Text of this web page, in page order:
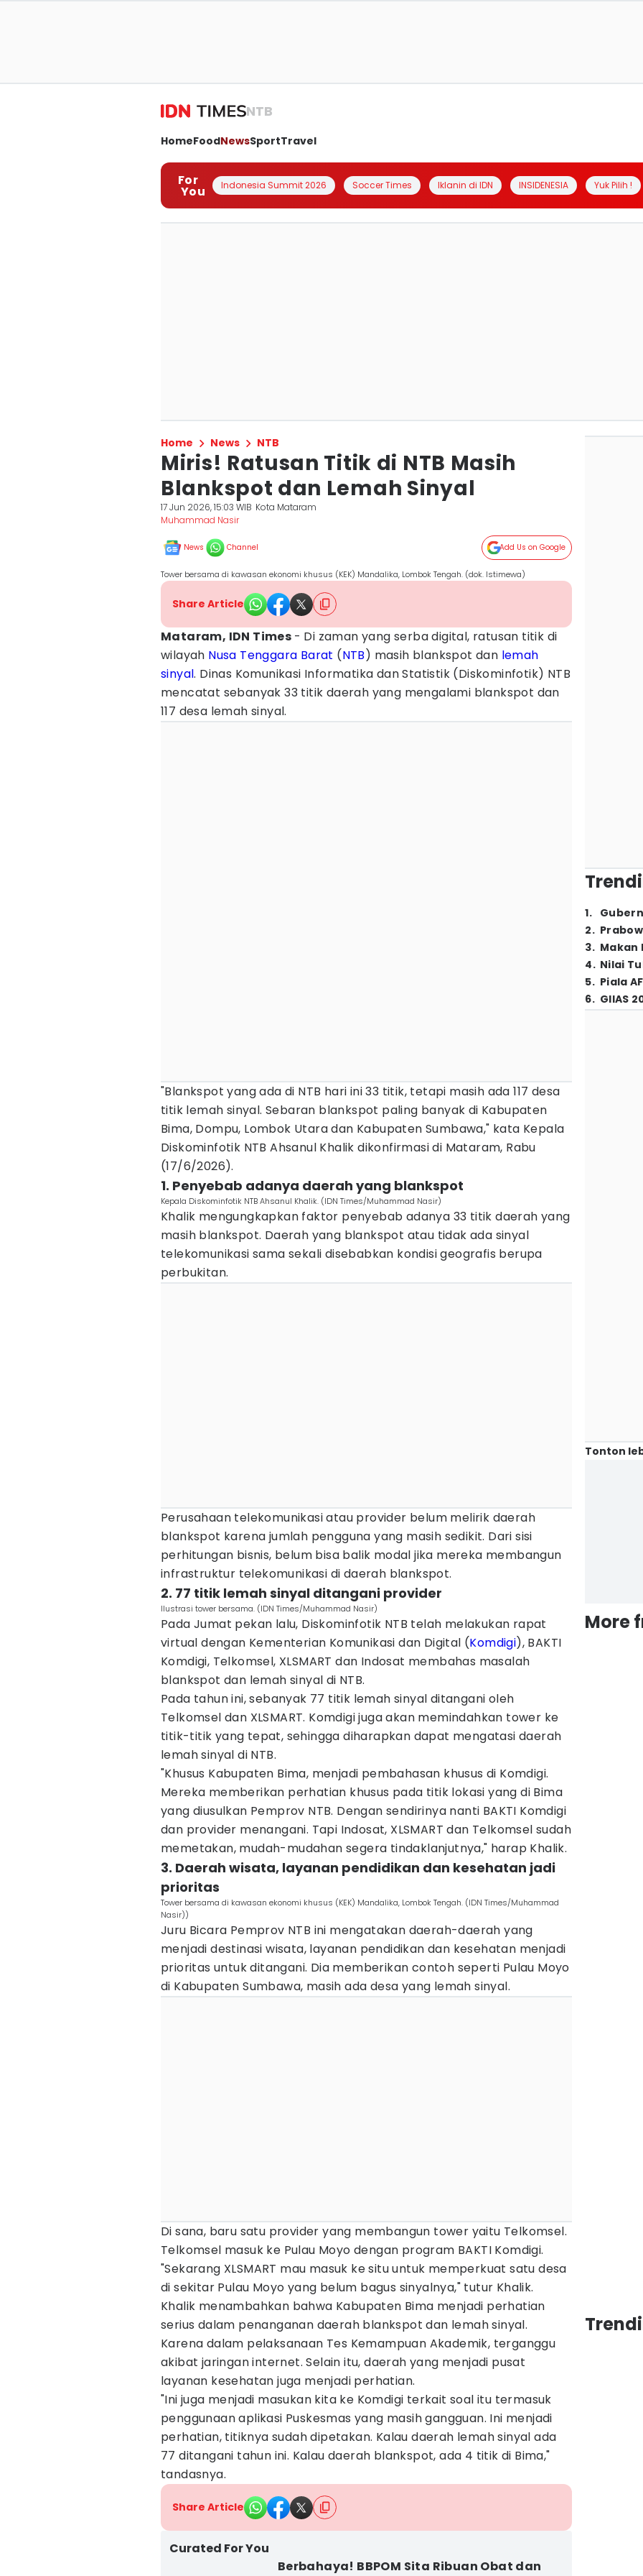
NTB
HomeFoodNewsSportTravel
For
You Indonesia Summit 2026 Soccer Times Iklanin di IDN INSIDENESIA Yuk Pilih !
Home News NTB
Miris! Ratusan Titik di NTB Masih
Blankspot dan Lemah Sinyal
17 Jun 2026, 15:03 WIB Kota Mataram
Muhammad Nasir
News Channel Add Us on Google
Tower bersama di kawasan ekonomi khusus (KEK) Mandalika, Lombok Tengah. (dok. Istimewa)
Share Article
Mataram, IDN Times - Di zaman yang serba digital, ratusan titik di
wilayah Nusa Tenggara Barat (NTB) masih blankspot dan lemah
sinyal. Dinas Komunikasi Informatika dan Statistik (Diskominfotik) NTB
mencatat sebanyak 33 titik daerah yang mengalami blankspot dan
117 desa lemah sinyal.
"Blankspot yang ada di NTB hari ini 33 titik, tetapi masih ada 117 desa
titik lemah sinyal. Sebaran blankspot paling banyak di Kabupaten
Bima, Dompu, Lombok Utara dan Kabupaten Sumbawa," kata Kepala
Diskominfotik NTB Ahsanul Khalik dikonfirmasi di Mataram, Rabu
(17/6/2026).
1. Penyebab adanya daerah yang blankspot
Kepala Diskominfotik NTB Ahsanul Khalik. (IDN Times/Muhammad Nasir)
Khalik mengungkapkan faktor penyebab adanya 33 titik daerah yang
masih blankspot. Daerah yang blankspot atau tidak ada sinyal
telekomunikasi sama sekali disebabkan kondisi geografis berupa
perbukitan.
Perusahaan telekomunikasi atau provider belum melirik daerah
blankspot karena jumlah pengguna yang masih sedikit. Dari sisi
perhitungan bisnis, belum bisa balik modal jika mereka membangun
infrastruktur telekomunikasi di daerah blankspot.
2. 77 titik lemah sinyal ditangani provider
Ilustrasi tower bersama. (IDN Times/Muhammad Nasir)
Pada Jumat pekan lalu, Diskominfotik NTB telah melakukan rapat
virtual dengan Kementerian Komunikasi dan Digital (Komdigi), BAKTI
Komdigi, Telkomsel, XLSMART dan Indosat membahas masalah
blankspot dan lemah sinyal di NTB.
Pada tahun ini, sebanyak 77 titik lemah sinyal ditangani oleh
Telkomsel dan XLSMART. Komdigi juga akan memindahkan tower ke
titik-titik yang tepat, sehingga diharapkan dapat mengatasi daerah
lemah sinyal di NTB.
"Khusus Kabupaten Bima, menjadi pembahasan khusus di Komdigi.
Mereka memberikan perhatian khusus pada titik lokasi yang di Bima
yang diusulkan Pemprov NTB. Dengan sendirinya nanti BAKTI Komdigi
dan provider menangani. Tapi Indosat, XLSMART dan Telkomsel sudah
memetakan, mudah-mudahan segera tindaklanjutnya," harap Khalik.
3. Daerah wisata, layanan pendidikan dan kesehatan jadi
prioritas
Tower bersama di kawasan ekonomi khusus (KEK) Mandalika, Lombok Tengah. (IDN Times/Muhammad
Nasir))
Juru Bicara Pemprov NTB ini mengatakan daerah-daerah yang
menjadi destinasi wisata, layanan pendidikan dan kesehatan menjadi
prioritas untuk ditangani. Dia memberikan contoh seperti Pulau Moyo
di Kabupaten Sumbawa, masih ada desa yang lemah sinyal.
Di sana, baru satu provider yang membangun tower yaitu Telkomsel.
Telkomsel masuk ke Pulau Moyo dengan program BAKTI Komdigi.
"Sekarang XLSMART mau masuk ke situ untuk memperkuat satu desa
di sekitar Pulau Moyo yang belum bagus sinyalnya," tutur Khalik.
Khalik menambahkan bahwa Kabupaten Bima menjadi perhatian
serius dalam penanganan daerah blankspot dan lemah sinyal.
Karena dalam pelaksanaan Tes Kemampuan Akademik, terganggu
akibat jaringan internet. Selain itu, daerah yang menjadi pusat
layanan kesehatan juga menjadi perhatian.
"Ini juga menjadi masukan kita ke Komdigi terkait soal itu termasuk
penggunaan aplikasi Puskesmas yang masih gangguan. Ini menjadi
perhatian, titiknya sudah dipetakan. Kalau daerah lemah sinyal ada
77 ditangani tahun ini. Kalau daerah blankspot, ada 4 titik di Bima,"
tandasnya.
Share Article
Curated For You
Berbahaya! BBPOM Sita Ribuan Obat dan
1.
2.
3. Makan
4. Nilai
5. Piala
6. GIIAS
Tonton
More